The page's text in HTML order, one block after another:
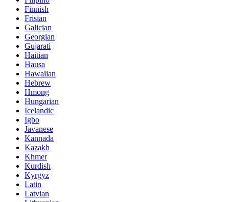
Finnish
Frisian
Galician
Georgian
Gujarati
Haitian
Hausa
Hawaiian
Hebrew
Hmong
Hungarian
Icelandic
Igbo
Javanese
Kannada
Kazakh
Khmer
Kurdish
Kyrgyz
Latin
Latvian